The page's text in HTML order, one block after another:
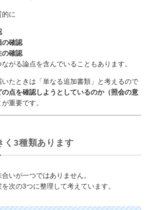
に
の確認
の確認
がる論点を含んでいることもあります。
たときは「単なる追加書類」と考えるので
の点を確認しようとしているのか（照会の意
重要です。
く3種類あります
いが一つではありません。
次の3つに整理して考えています。